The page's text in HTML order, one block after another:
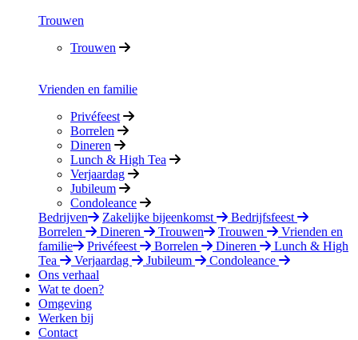
Trouwen
Trouwen
Vrienden en familie
Privéfeest
Borrelen
Dineren
Lunch & High Tea
Verjaardag
Jubileum
Condoleance
Bedrijven
Zakelijke bijeenkomst
Bedrijfsfeest
Borrelen
Dineren Trouwen Trouwen
Vrienden en
familie
Privéfeest Borrelen Dineren
Lunch & High
Tea
Verjaardag Jubileum
Condoleance
Ons verhaal
Wat te doen?
Omgeving
Werken bij
Contact